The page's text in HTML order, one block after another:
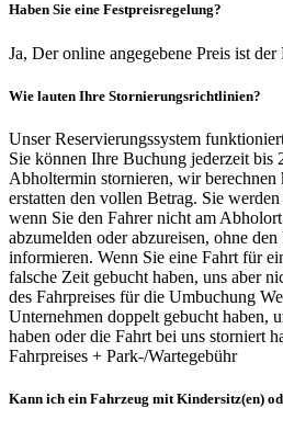
Haben Sie eine Festpreisregelung?
Ja, Der online angegebene Preis ist der
Wie lauten Ihre Stornierungsrichtlinien?
Unser Reservierungssystem
Sie können Ihre Buchung jederzeit bis
Abholtermin stornieren, wir berechnen
erstatten den vollen Betrag. Sie
wenn Sie den Fahrer nicht am
abzumelden oder abzureisen, ohne
informieren. Wenn Sie eine Fahrt für
falsche Zeit gebucht haben, uns aber
des Fahrpreises für die Umbuchung
Unternehmen doppelt gebucht haben,
haben oder die Fahrt bei uns storniert
Fahrpreises + Park-/Wartegebühr
Kann ich ein Fahrzeug mit Kindersitz(en)